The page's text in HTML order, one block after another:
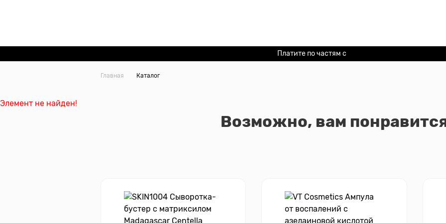
Платите по частям с
Главная Каталог
Элемент не найден!
Возможно, вам